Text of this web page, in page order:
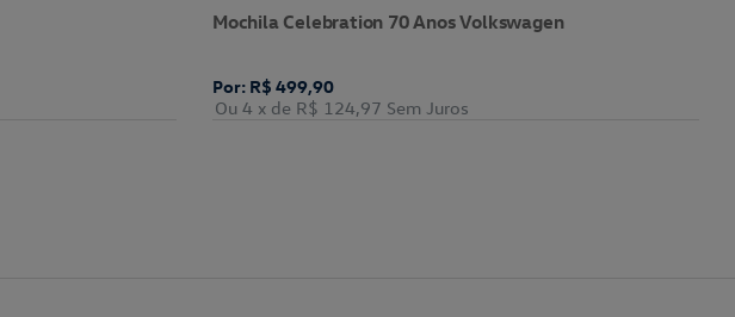
Mochila Celebration 70 Anos Volkswagen
Por: R$ 499,90
Ou 4 x de R$ 124,97 Sem Juros